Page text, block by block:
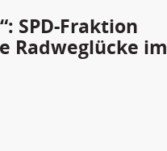
SPD-Fraktion
Radweglücke im